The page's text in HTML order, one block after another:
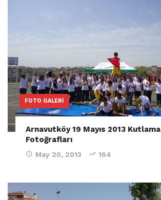
FOTO GALERI
Arnavutköy 19 Mayıs 2013 Kutlama
Fotoğrafları
May 20, 2013 164